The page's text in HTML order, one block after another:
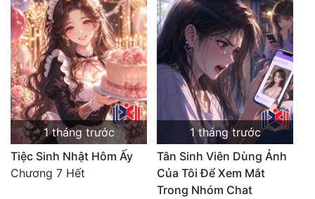
1 tháng trước
Tiệc Sinh Nhật Hôm Ấy
Chương 7 Hết
1 tháng trước
Tân Sinh Viên Dùng Ảnh
Của Tôi Để Xem Mắt
Trong Nhóm Chat